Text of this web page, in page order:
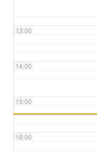
13:00
14:00
15:00
16:00